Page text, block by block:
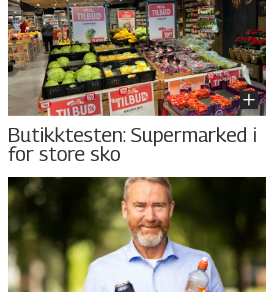
Butikktesten: Supermarked i
for store sko